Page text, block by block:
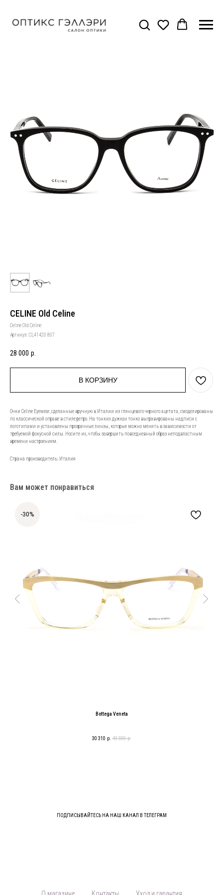
CELINE Old Celine
Celine Old Celine
Артикул:CL41420 807
28 000 р.
В КОРЗИНУ
Очки Celine Eyewear, сделанные вручную в Италии из глянцевого черного ацетата, смоделированы
по классической оправе в стиле ретро. На тонких дужках тонко выгравированы надписи с
логотипами и установлены прозрачные линзы, которые можно менять в зависимости от
требуемой фокусной силы. Носите их, чтобы завершить повседневный образ неподвластным
времени настроением.
Страна производитель: Италия
Вам может понравиться
-30%
Bottega Veneta
30 310 р. 43 300 р.
ПОДПИСЫВАЙТЕСЬ НА НАШ КАНАЛ В ТЕЛЕГРАМ